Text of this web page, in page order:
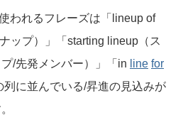
われるフレーズは「lineup of
ップ）」「starting lineup（ス
/先発メンバー）」「in line for
列に並んでいる/昇進の見込みが